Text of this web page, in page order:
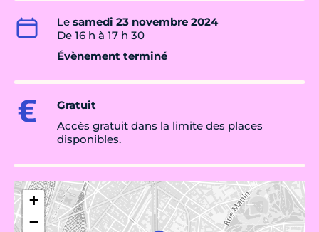
Le samedi 23 novembre 2024
De 16 h à 17 h 30
Évènement terminé
Gratuit
Accès gratuit dans la limite des places
disponibles.
+
−